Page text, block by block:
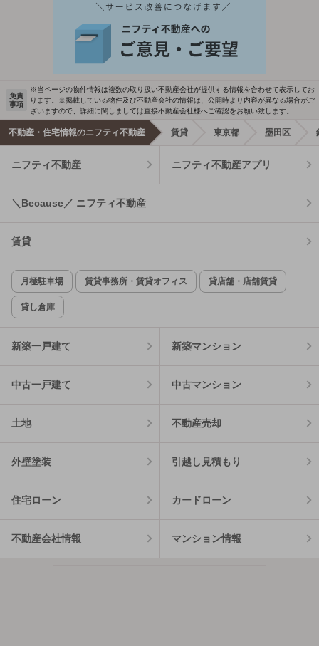
免責
事項
※当ページの物件情報は複数の取り扱い不動産会社が提供する情報を合わせて表示してお
ります。※掲載している物件及び不動産会社の情報は、公開時より内容が異なる場合がご
ざいますので、詳細に関しましては直接不動産会社様へご確認をお願い致します。
不動産・住宅情報のニフティ不動産 賃貸 東京都 墨田区
ニフティ不動産 ニフティ不動産アプリ
＼Because／ ニフティ不動産
賃貸
月極駐車場 賃貸事務所・賃貸オフィス 貸店舗・店舗賃貸
貸し倉庫
新築一戸建て 新築マンション
中古一戸建て 中古マンション
土地 不動産売却
外壁塗装 引越し見積もり
住宅ローン カードローン
不動産会社情報 マンション情報